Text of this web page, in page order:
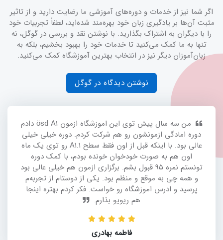
من سه سال پیش توی این اموزشگاه ازمون ösd A1 دادم
دوره امادگی ازمونشون رو هم شرکت کردم. دوره خیلی خیلی
عالی بود. با اینکه قبل از اون فقط سطح A1.1 رو توی یک ماه
اون هم به صورت خودخوان خونده بودم، با کمک دوره
تونستم نمره ۹۵ قبول بشم. برگزاری ازمون هم خیلی عالی بود
و همه چی به موقع و منظم بود. یکی از دوستام از تجربه‌م
پرسید و ادرس اموزشگاه رو خواست. فکر کردم بهتره اینجا
هم ریویو بذارم.
فاطمه بهادری
اگر شما نیز از خدمات و دوره‌های آموزشی ما رضایت دارید و از تاثیر
مثبت آن‌ها بر یادگیری زبان خود بهره‌مند شده‌اید، لطفاً تجربیات خود
را با دیگران به اشتراک بگذارید. با نوشتن نقد و بررسی در گوگل، نه
تنها به ما کمک می‌کنید تا خدمات خود را بهبود بخشیم، بلکه به
زبان‌آموزان دیگر نیز در انتخاب بهترین آموزشگاه کمک می‌کنید.
نوشتن دیدگاه در گوگل